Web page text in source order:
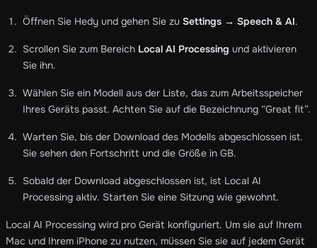
Öffnen Sie Hedy und gehen Sie zu Settings → Speech & AI.
Scrollen Sie zum Bereich Local AI Processing und aktivieren
Sie ihn.
Wählen Sie ein Modell aus der Liste, das zum Arbeitsspeicher
Ihres Geräts passt. Achten Sie auf die Bezeichnung “Great fit”.
Warten Sie, bis der Download des Modells abgeschlossen ist.
Sie sehen den Fortschritt und die Größe in GB.
Sobald der Download abgeschlossen ist, ist Local AI
Processing aktiv. Starten Sie eine Sitzung wie gewohnt.
Local AI Processing wird pro Gerät konfiguriert. Um sie auf Ihrem
Mac und Ihrem iPhone zu nutzen, müssen Sie sie auf jedem Gerät